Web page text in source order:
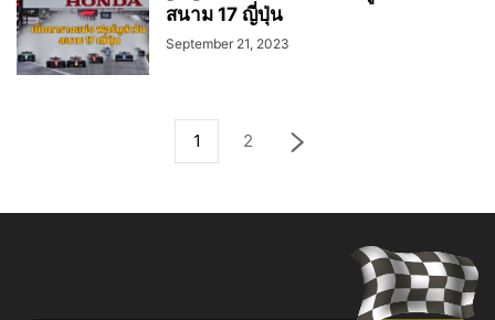
สนาม 17 ญี่ปุ่น
September 21, 2023
1 2